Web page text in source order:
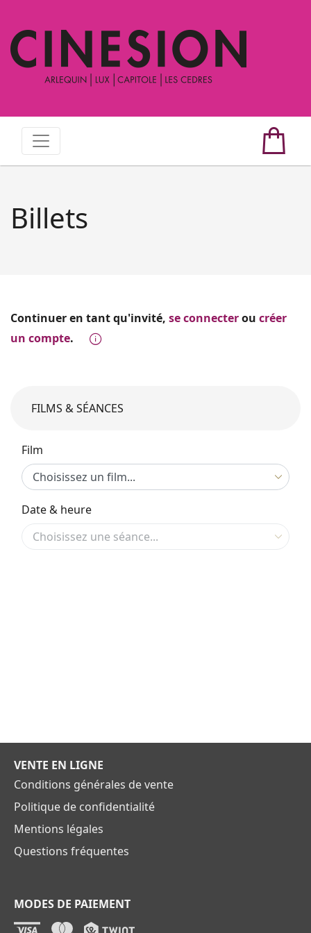
Billets
Continuer en tant qu'invité, se connecterou créer
un compte.
FILMS & SÉANCES
Film
Date & heure
VENTE EN LIGNE
Conditions générales de vente
Politique de confidentialité
Mentions légales
Questions fréquentes
MODES DE PAIEMENT